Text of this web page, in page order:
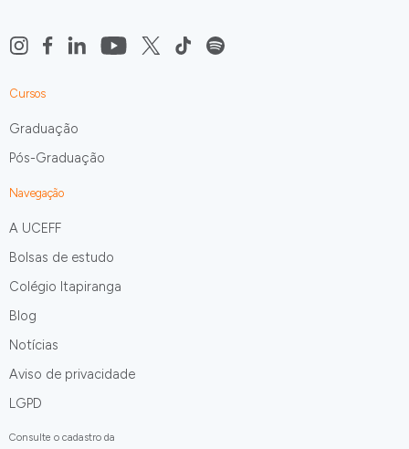
Cursos
Graduação
Pós-Graduação
Navegação
A UCEFF
Bolsas de estudo
Colégio Itapiranga
Blog
Notícias
Aviso de privacidade
LGPD
Consulte o cadastro da